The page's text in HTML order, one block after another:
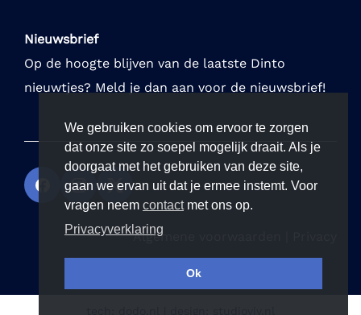
Nieuwsbrief
Op de hoogte blijven van de laatste Dinto
nieuwtjes? Meld je dan aan voor de nieuwsbrief!
Algemene voorwaarden
We gebruiken cookies om ervoor te zorgen
dat onze site zo soepel mogelijk draait. Als je
doorgaat met het gebruiken van deze site,
gaan we ervan uit dat je ermee instemt. Voor
vragen neem contactmet ons op.
Privacyverklaring
Ok